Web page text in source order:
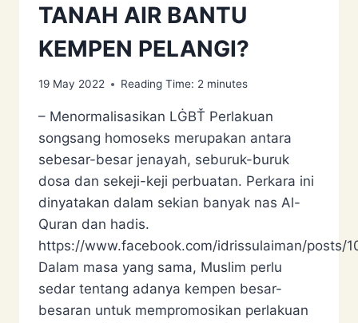
TANAH AIR BANTU
KEMPEN PELANGI?
19 May 2022 Reading Time: 2 minutes
– Menormalisasikan LĠBŤ Perlakuan
songsang homoseks merupakan antara
sebesar-besar jenayah, seburuk-buruk
dosa dan sekeji-keji perbuatan. Perkara ini
dinyatakan dalam sekian banyak nas Al-
Quran dan hadis.
https://www.facebook.com/idrissulaiman/posts/
Dalam masa yang sama, Muslim perlu
sedar tentang adanya kempen besar-
besaran untuk mempromosikan perlakuan